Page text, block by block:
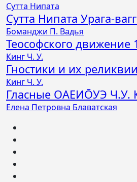
Сутта Нипата
Сутта Нипата Урага-
Боманджи П. Вадья
Теософского движение
Кинг Ч. У.
Гностики и их
Кинг Ч. У.
Гласные ОАЕИО̄УЭ Ч.У.
Елена Петровна Блаватская